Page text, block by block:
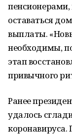
оставаться
выплаты.
необходимы,
этап
привычного
Ранее
удалось
коронавируса.